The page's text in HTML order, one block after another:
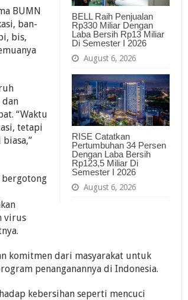
BELL Raih Penjualan
Rp330 Miliar Dengan
Laba Bersih Rp13 Miliar
Di Semester I 2026
August 6, 2026
RISE Catatkan
Pertumbuhan 34 Persen
Dengan Laba Bersih
Rp123,5 Miliar Di
Semester I 2026
August 6, 2026
BUMN
ban­
bis,
dan
“Waktu
tetapi
bergotong
virus
ko­mitmen dari masya­rakat untuk
penanganannya di Indonesia.
ke­bersihan seperti men­cuci